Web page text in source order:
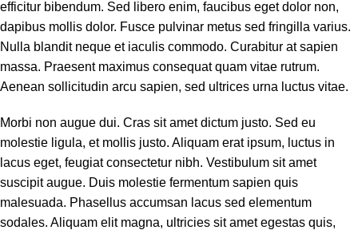
efficitur bibendum. Sed libero enim, faucibus eget dolor non,
dapibus mollis dolor. Fusce pulvinar metus sed fringilla varius.
Nulla blandit neque et iaculis commodo. Curabitur at sapien
massa. Praesent maximus consequat quam vitae rutrum.
Aenean sollicitudin arcu sapien, sed ultrices urna luctus vitae.
Morbi non augue dui. Cras sit amet dictum justo. Sed eu
molestie ligula, et mollis justo. Aliquam erat ipsum, luctus in
lacus eget, feugiat consectetur nibh. Vestibulum sit amet
suscipit augue. Duis molestie fermentum sapien quis
malesuada. Phasellus accumsan lacus sed elementum
sodales. Aliquam elit magna, ultricies sit amet egestas quis,